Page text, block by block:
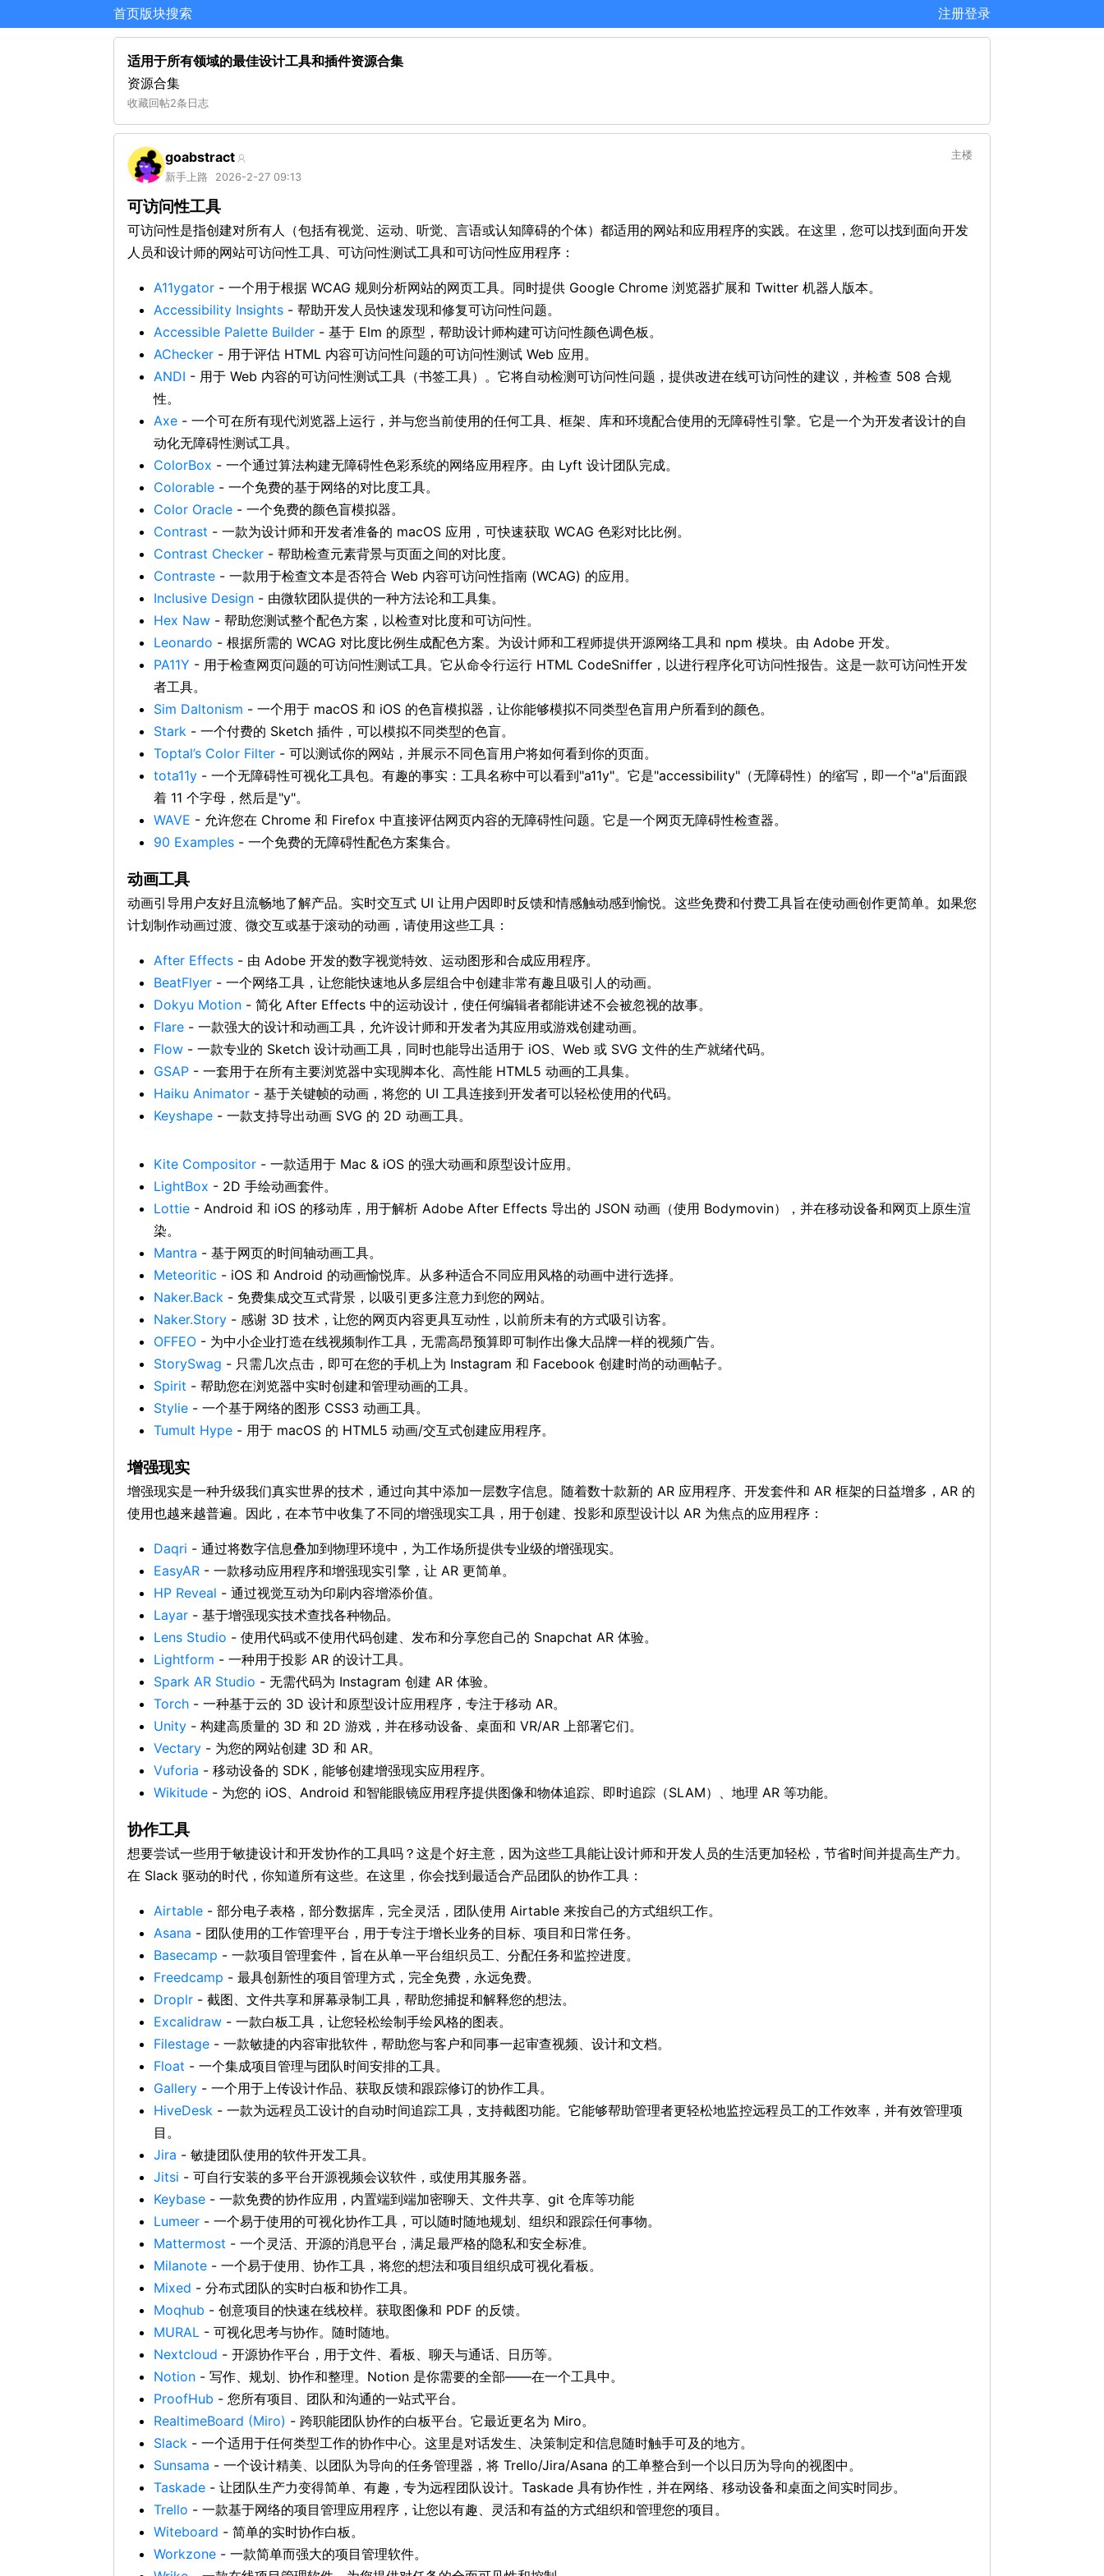
首页版块搜索 注册登录
适用于所有领域的最佳设计工具和插件资源合集
资源合集
收藏回帖2条日志
goabstract
新手上路 2026-2-27 09:13
主楼
可访问性工具
可访问性是指创建对所有人（包括有视觉、运动、听觉、言语或认知障碍的个体）都适用的网站和应用程序的实践。在这里，您可以找到面向开发
人员和设计师的网站可访问性工具、可访问性测试工具和可访问性应用程序：
A11ygator - 一个用于根据 WCAG 规则分析网站的网页工具。同时提供 Google Chrome 浏览器扩展和 Twitter 机器人版本。
Accessibility Insights - 帮助开发人员快速发现和修复可访问性问题。
Accessible Palette Builder - 基于 Elm 的原型，帮助设计师构建可访问性颜色调色板。
AChecker - 用于评估 HTML 内容可访问性问题的可访问性测试 Web 应用。
ANDI - 用于 Web 内容的可访问性测试工具（书签工具）。它将自动检测可访问性问题，提供改进在线可访问性的建议，并检查 508 合规
性。
Axe - 一个可在所有现代浏览器上运行，并与您当前使用的任何工具、框架、库和环境配合使用的无障碍性引擎。它是一个为开发者设计的自
动化无障碍性测试工具。
ColorBox - 一个通过算法构建无障碍性色彩系统的网络应用程序。由 Lyft 设计团队完成。
Colorable - 一个免费的基于网络的对比度工具。
Color Oracle - 一个免费的颜色盲模拟器。
Contrast - 一款为设计师和开发者准备的 macOS 应用，可快速获取 WCAG 色彩对比比例。
Contrast Checker - 帮助检查元素背景与页面之间的对比度。
Contraste - 一款用于检查文本是否符合 Web 内容可访问性指南 (WCAG) 的应用。
Inclusive Design - 由微软团队提供的一种方法论和工具集。
Hex Naw - 帮助您测试整个配色方案，以检查对比度和可访问性。
Leonardo - 根据所需的 WCAG 对比度比例生成配色方案。为设计师和工程师提供开源网络工具和 npm 模块。由 Adobe 开发。
PA11Y - 用于检查网页问题的可访问性测试工具。它从命令行运行 HTML CodeSniffer，以进行程序化可访问性报告。这是一款可访问性开发
者工具。
Sim Daltonism - 一个用于 macOS 和 iOS 的色盲模拟器，让你能够模拟不同类型色盲用户所看到的颜色。
Stark - 一个付费的 Sketch 插件，可以模拟不同类型的色盲。
Toptal’s Color Filter - 可以测试你的网站，并展示不同色盲用户将如何看到你的页面。
tota11y - 一个无障碍性可视化工具包。有趣的事实：工具名称中可以看到"a11y"。它是"accessibility"（无障碍性）的缩写，即一个"a"后面跟
着 11 个字母，然后是"y"。
WAVE - 允许您在 Chrome 和 Firefox 中直接评估网页内容的无障碍性问题。它是一个网页无障碍性检查器。
90 Examples - 一个免费的无障碍性配色方案集合。
动画工具
动画引导用户友好且流畅地了解产品。实时交互式 UI 让用户因即时反馈和情感触动感到愉悦。这些免费和付费工具旨在使动画创作更简单。如果您
计划制作动画过渡、微交互或基于滚动的动画，请使用这些工具：
After Effects - 由 Adobe 开发的数字视觉特效、运动图形和合成应用程序。
BeatFlyer - 一个网络工具，让您能快速地从多层组合中创建非常有趣且吸引人的动画。
Dokyu Motion - 简化 After Effects 中的运动设计，使任何编辑者都能讲述不会被忽视的故事。
Flare - 一款强大的设计和动画工具，允许设计师和开发者为其应用或游戏创建动画。
Flow - 一款专业的 Sketch 设计动画工具，同时也能导出适用于 iOS、Web 或 SVG 文件的生产就绪代码。
GSAP - 一套用于在所有主要浏览器中实现脚本化、高性能 HTML5 动画的工具集。
Haiku Animator - 基于关键帧的动画，将您的 UI 工具连接到开发者可以轻松使用的代码。
Keyshape - 一款支持导出动画 SVG 的 2D 动画工具。
Kite Compositor - 一款适用于 Mac & iOS 的强大动画和原型设计应用。
LightBox - 2D 手绘动画套件。
Lottie - Android 和 iOS 的移动库，用于解析 Adobe After Effects 导出的 JSON 动画（使用 Bodymovin），并在移动设备和网页上原生渲
染。
Mantra - 基于网页的时间轴动画工具。
Meteoritic - iOS 和 Android 的动画愉悦库。从多种适合不同应用风格的动画中进行选择。
Naker.Back - 免费集成交互式背景，以吸引更多注意力到您的网站。
Naker.Story - 感谢 3D 技术，让您的网页内容更具互动性，以前所未有的方式吸引访客。
OFFEO - 为中小企业打造在线视频制作工具，无需高昂预算即可制作出像大品牌一样的视频广告。
StorySwag - 只需几次点击，即可在您的手机上为 Instagram 和 Facebook 创建时尚的动画帖子。
Spirit - 帮助您在浏览器中实时创建和管理动画的工具。
Stylie - 一个基于网络的图形 CSS3 动画工具。
Tumult Hype - 用于 macOS 的 HTML5 动画/交互式创建应用程序。
增强现实
增强现实是一种升级我们真实世界的技术，通过向其中添加一层数字信息。随着数十款新的 AR 应用程序、开发套件和 AR 框架的日益增多，AR 的
使用也越来越普遍。因此，在本节中收集了不同的增强现实工具，用于创建、投影和原型设计以 AR 为焦点的应用程序：
Daqri - 通过将数字信息叠加到物理环境中，为工作场所提供专业级的增强现实。
EasyAR - 一款移动应用程序和增强现实引擎，让 AR 更简单。
HP Reveal - 通过视觉互动为印刷内容增添价值。
Layar - 基于增强现实技术查找各种物品。
Lens Studio - 使用代码或不使用代码创建、发布和分享您自己的 Snapchat AR 体验。
Lightform - 一种用于投影 AR 的设计工具。
Spark AR Studio - 无需代码为 Instagram 创建 AR 体验。
Torch - 一种基于云的 3D 设计和原型设计应用程序，专注于移动 AR。
Unity - 构建高质量的 3D 和 2D 游戏，并在移动设备、桌面和 VR/AR 上部署它们。
Vectary - 为您的网站创建 3D 和 AR。
Vuforia - 移动设备的 SDK，能够创建增强现实应用程序。
Wikitude - 为您的 iOS、Android 和智能眼镜应用程序提供图像和物体追踪、即时追踪（SLAM）、地理 AR 等功能。
协作工具
想要尝试一些用于敏捷设计和开发协作的工具吗？这是个好主意，因为这些工具能让设计师和开发人员的生活更加轻松，节省时间并提高生产力。
在 Slack 驱动的时代，你知道所有这些。在这里，你会找到最适合产品团队的协作工具：
Airtable - 部分电子表格，部分数据库，完全灵活，团队使用 Airtable 来按自己的方式组织工作。
Asana - 团队使用的工作管理平台，用于专注于增长业务的目标、项目和日常任务。
Basecamp - 一款项目管理套件，旨在从单一平台组织员工、分配任务和监控进度。
Freedcamp - 最具创新性的项目管理方式，完全免费，永远免费。
Droplr - 截图、文件共享和屏幕录制工具，帮助您捕捉和解释您的想法。
Excalidraw - 一款白板工具，让您轻松绘制手绘风格的图表。
Filestage - 一款敏捷的内容审批软件，帮助您与客户和同事一起审查视频、设计和文档。
Float - 一个集成项目管理与团队时间安排的工具。
Gallery - 一个用于上传设计作品、获取反馈和跟踪修订的协作工具。
HiveDesk - 一款为远程员工设计的自动时间追踪工具，支持截图功能。它能够帮助管理者更轻松地监控远程员工的工作效率，并有效管理项
目。
Jira - 敏捷团队使用的软件开发工具。
Jitsi - 可自行安装的多平台开源视频会议软件，或使用其服务器。
Keybase - 一款免费的协作应用，内置端到端加密聊天、文件共享、git 仓库等功能
Lumeer - 一个易于使用的可视化协作工具，可以随时随地规划、组织和跟踪任何事物。
Mattermost - 一个灵活、开源的消息平台，满足最严格的隐私和安全标准。
Milanote - 一个易于使用、协作工具，将您的想法和项目组织成可视化看板。
Mixed - 分布式团队的实时白板和协作工具。
Moqhub - 创意项目的快速在线校样。获取图像和 PDF 的反馈。
MURAL - 可视化思考与协作。随时随地。
Nextcloud - 开源协作平台，用于文件、看板、聊天与通话、日历等。
Notion - 写作、规划、协作和整理。Notion 是你需要的全部——在一个工具中。
ProofHub - 您所有项目、团队和沟通的一站式平台。
RealtimeBoard (Miro) - 跨职能团队协作的白板平台。它最近更名为 Miro。
Slack - 一个适用于任何类型工作的协作中心。这里是对话发生、决策制定和信息随时触手可及的地方。
Sunsama - 一个设计精美、以团队为导向的任务管理器，将 Trello/Jira/Asana 的工单整合到一个以日历为导向的视图中。
Taskade - 让团队生产力变得简单、有趣，专为远程团队设计。Taskade 具有协作性，并在网络、移动设备和桌面之间实时同步。
Trello - 一款基于网络的项目管理应用程序，让您以有趣、灵活和有益的方式组织和管理您的项目。
Witeboard - 简单的实时协作白板。
Workzone - 一款简单而强大的项目管理软件。